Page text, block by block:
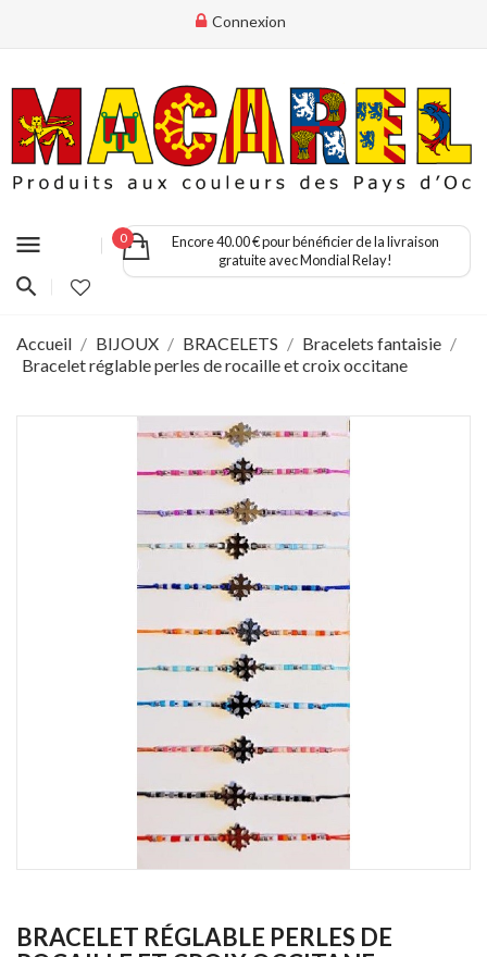
Connexion
menu 0
Encore 40.00 € pour bénéficier de la livraison
gratuite avec Mondial Relay!
Accueil BIJOUX BRACELETS
Bracelets fantaisie
Bracelet réglable perles de rocaille et croix occitane
BRACELET RÉGLABLE PERLES DE